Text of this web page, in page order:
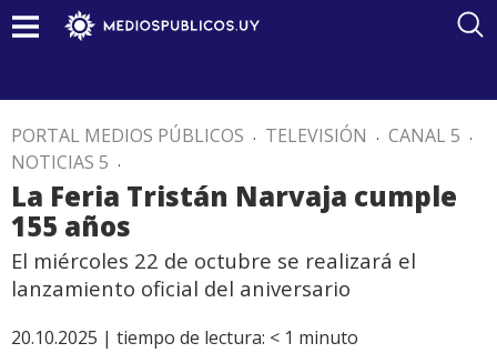
PORTAL MEDIOS PÚBLICOS . TELEVISIÓN . CANAL 5 .
NOTICIAS 5 .
La Feria Tristán Narvaja cumple
155 años
El miércoles 22 de octubre se realizará el
lanzamiento oficial del aniversario
20.10.2025 | tiempo de lectura: < 1 minuto